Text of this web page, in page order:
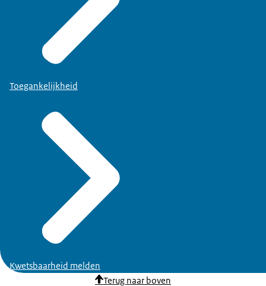
Toegankelijkheid
Kwetsbaarheid melden
Terug naar boven